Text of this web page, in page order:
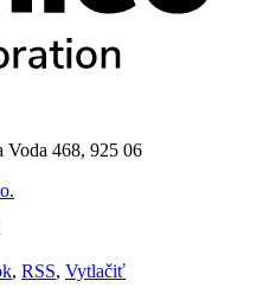
Voda 468, 925 06
, RSS, Vytlačiť